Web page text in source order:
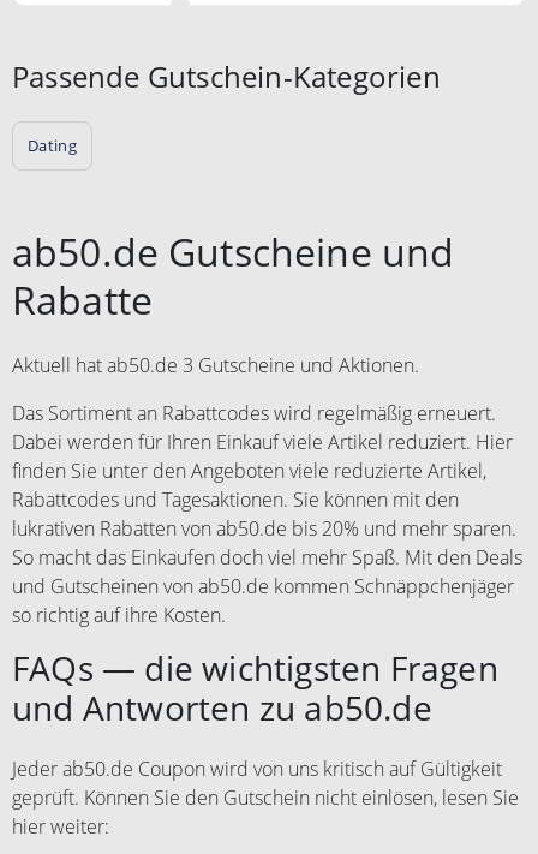
Passende Gutschein-Kategorien
Dating
ab50.de Gutscheine und
Rabatte
Aktuell hat ab50.de 3 Gutscheine und Aktionen.
Das Sortiment an Rabattcodes wird regelmäßig erneuert.
Dabei werden für Ihren Einkauf viele Artikel reduziert. Hier
finden Sie unter den Angeboten viele reduzierte Artikel,
Rabattcodes und Tagesaktionen. Sie können mit den
lukrativen Rabatten von ab50.de bis 20% und mehr sparen.
So macht das Einkaufen doch viel mehr Spaß. Mit den Deals
und Gutscheinen von ab50.de kommen Schnäppchenjäger
so richtig auf ihre Kosten.
FAQs — die wichtigsten Fragen
und Antworten zu ab50.de
Jeder ab50.de Coupon wird von uns kritisch auf Gültigkeit
geprüft. Können Sie den Gutschein nicht einlösen, lesen Sie
hier weiter: